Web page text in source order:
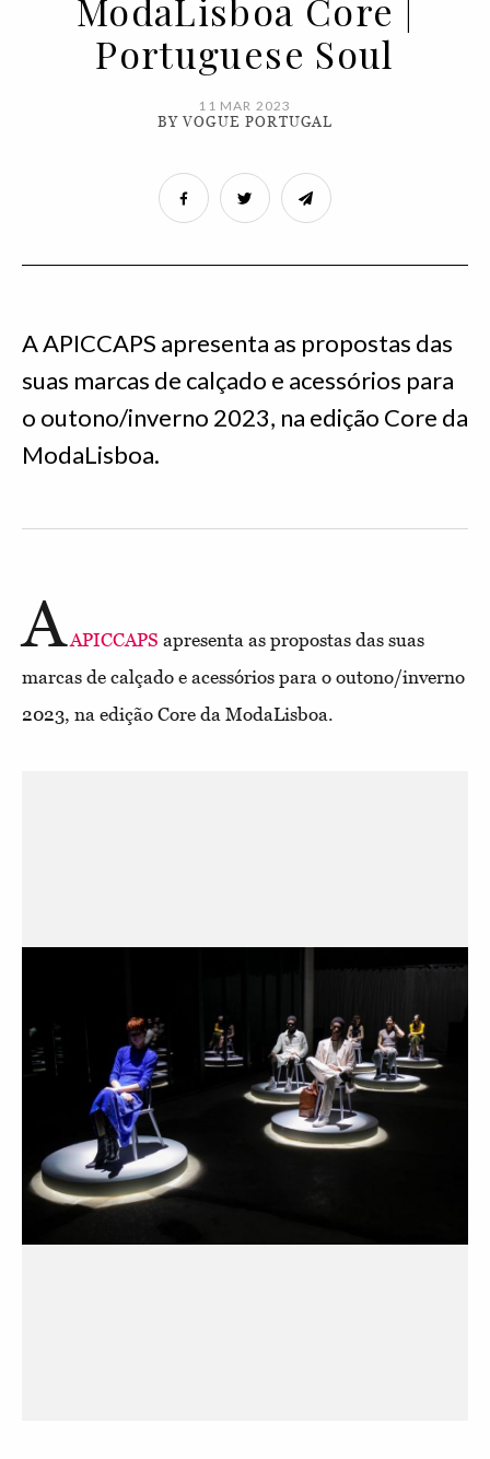
ModaLisboa Core |
Portuguese Soul
11 MAR 2023
BY VOGUE PORTUGAL
A APICCAPS apresenta as propostas das
suas marcas de calçado e acessórios para
o outono/inverno 2023, na edição Core da
ModaLisboa.
A APICCAPS apresenta as propostas das suas
marcas de calçado e acessórios para o outono/inverno
2023, na edição Core da ModaLisboa.